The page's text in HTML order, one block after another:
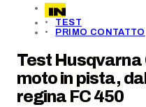
TEST
PRIMO CONTATTO
Test
moto in pista,
regina FC 450